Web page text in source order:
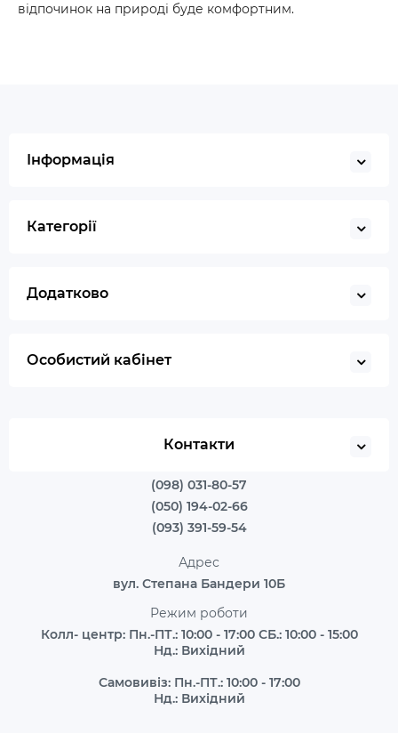
відпочинок на природі буде комфортним.
Інформація
Категорії
Додатково
Особистий кабінет
Контакти
(098) 031-80-57
(050) 194-02-66
(093) 391-59-54
Адрес
вул. Степана Бандери 10Б
Режим роботи
Колл- центр: Пн.-ПТ.: 10:00 - 17:00 СБ.: 10:00 - 15:00
Нд.: Вихідний
Самовивіз: Пн.-ПТ.: 10:00 - 17:00
Нд.: Вихідний